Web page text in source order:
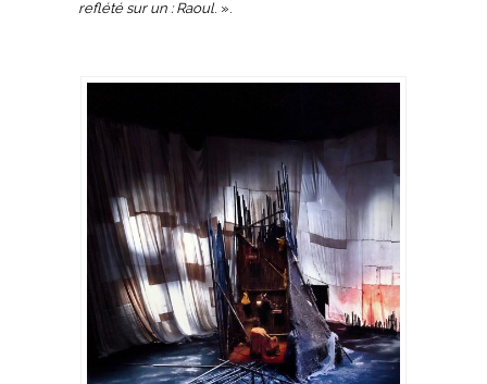
reflété sur un : Raoul. ».